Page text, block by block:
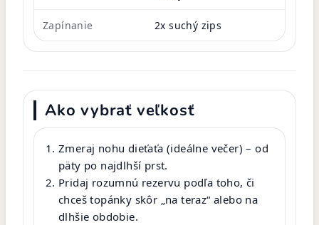
Zapínanie 2x suchý zips
Ako vybrať veľkosť
Zmeraj nohu dieťaťa (ideálne večer) – od
päty po najdlhší prst.
Pridaj rozumnú rezervu podľa toho, či
chceš topánky skôr „na teraz“ alebo na
dlhšie obdobie.